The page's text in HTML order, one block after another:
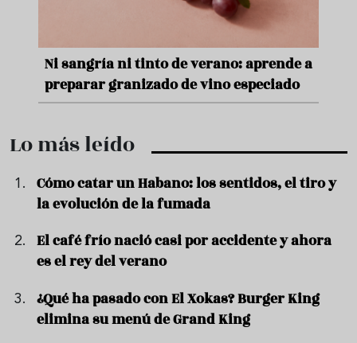
Aceitunas: el aperitivo estrella del
verano
Lo más leído
Cómo catar un Habano: los sentidos, el tiro y
la evolución de la fumada
El café frío nació casi por accidente y ahora
es el rey del verano
¿Qué ha pasado con El Xokas? Burger King
elimina su menú de Grand King